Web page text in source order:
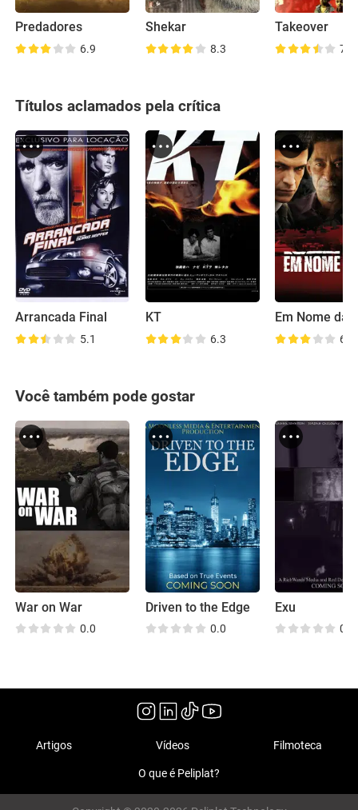
Predadores
6.9
Shekar
8.3
Takeover
7.3
Títulos aclamados pela crítica
Arrancada Final
5.1
KT
6.3
Em Nome da
6.1
Você também pode gostar
War on War
0.0
Driven to the Edge
0.0
Exu
0.0
Artigos Vídeos Filmoteca
O que é Peliplat?